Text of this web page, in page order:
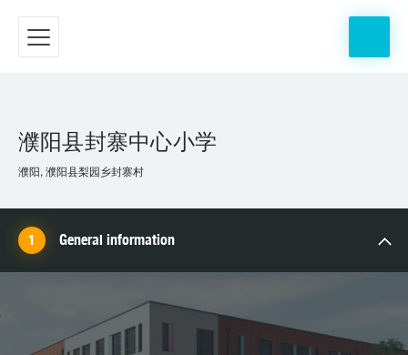
濮阳县封寨中心小学
濮阳, 濮阳县梨园乡封寨村
General information